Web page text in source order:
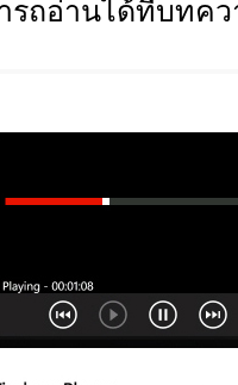
รถอ่านได้ที่บทค